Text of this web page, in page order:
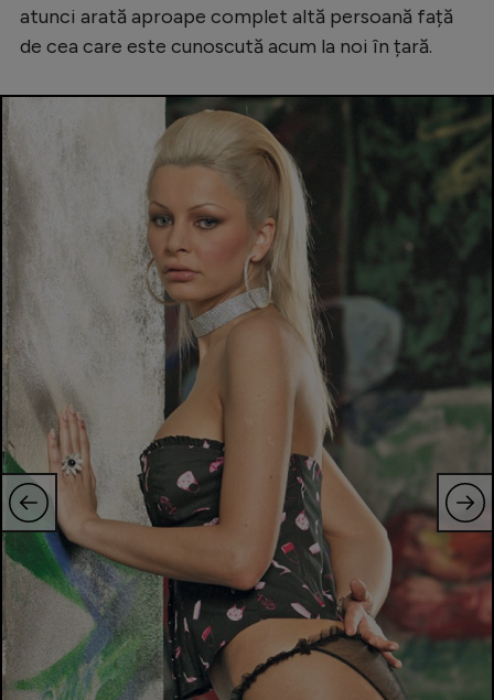
Gimnastică
Rugby
Ciclism
Alte sporturi
JO 2024
JO 2026
Intră în cont
Creează cont
atunci arată aproape complet altă persoană față
de cea care este cunoscută acum la noi în țară.